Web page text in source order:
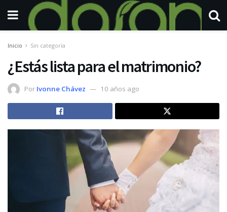
Inicio Sin categoría
¿Estás lista para el matrimonio?
Por Ivonne Chávez 10 años ago